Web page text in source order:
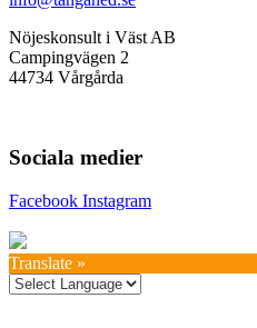
Nöjeskonsult i Väst AB
Campingvägen 2
44734 Vårgårda
Sociala medier
Facebook Instagram
Translate »